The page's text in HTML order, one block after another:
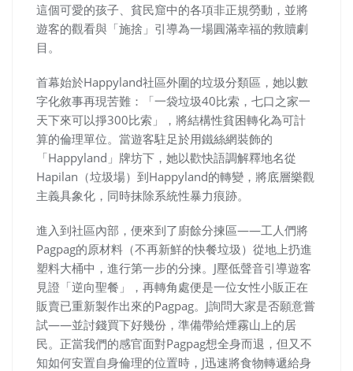
這個可愛的孩子、貧民窟中的各項非正規勞動，並將
遊客的觀看與「施捨」引導為一場圓滿幸福的救贖劇
目。
首幕始於Happyland社區外圍的垃圾分類區，她以數
字化敘事再現苦難：「一袋垃圾40比索，七口之家一
天下來可以掙300比索」，將結構性貧困轉化為可計
算的倫理單位。當遊客駐足於用鐵絲網裝飾的
「Happyland」牌坊下，她以歡快語調解釋地名從
Hapilan（垃圾場）到Happyland的轉變，將底層樂觀
主義具象化，同時抹除系統性暴力痕跡。
進入到社區內部，便來到了廚餘分揀區——工人們將
Pagpag的原材料（不再新鮮的快餐垃圾）從地上扔進
塑料大桶中，進行第一步的分揀。J壓低聲音引導遊客
見證「逆向聖餐」，再轉角處便是一位女性小販正在
販賣已重新製作出來的Pagpag。J詢問大家是否願意嘗
試——並討錢買下好幾份，準備帶給煙霧山上的居
民。正當我們的感官面對Pagpag想全身而退，但又不
知如何安置自身倫理的位置時，J迅速將食物轉遞給身